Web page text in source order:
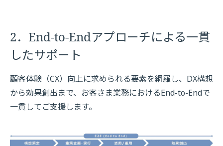
2．End-to-Endアプローチによる一貫
したサポート
顧客体験（CX）向上に求められる要素を網羅し、DX構想
から効果創出まで、お客さま業務におけるEnd-to-Endで
一貫してご支援します。